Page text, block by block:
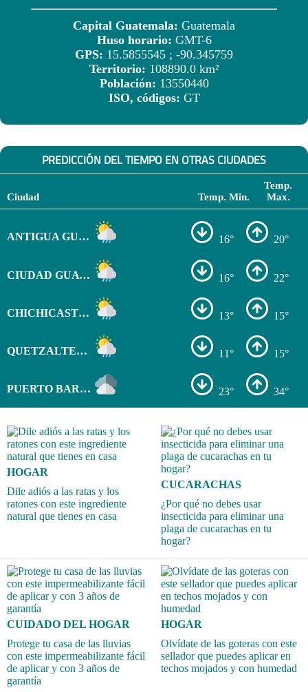
Capital Guatemala: Guatemala
Huso horario: GMT-6
GPS: 15.5855545 ; -90.345759
Territorio: 108890.0 km²
Población: 13550440
ISO, códigos: GT
PREDICCIÓN DEL TIEMPO EN OTRAS CIUDADES
Ciudad Temp. Min.
Temp.
Max.
ANTIGUA GUATEMALA 16° 20°
CIUDAD GUATEMALA 16° 22°
CHICHICASTENANGO 13° 15°
QUETZALTENANGO 11° 15°
PUERTO BARRIOS 23° 34°
HOGAR
Dile adiós a las ratas y los
ratones con este ingrediente
natural que tienes en casa
CUCARACHAS
¿Por qué no debes usar
insecticida para eliminar una
plaga de cucarachas en tu
hogar?
CUIDADO DEL HOGAR
Protege tu casa de las lluvias
con este impermeabilizante fácil
de aplicar y con 3 años de
garantía
HOGAR
Olvídate de las goteras con este
sellador que puedes aplicar en
techos mojados y con humedad